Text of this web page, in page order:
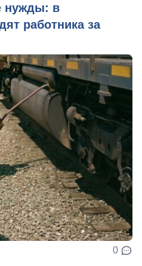
нужды: в
работника за
0